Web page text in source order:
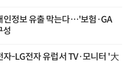
인정보 유출 막는다…'보험·GA
성
-LG전자 유럽서 TV·모니터 '大